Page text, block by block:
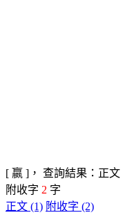
[ 嬴 ]， 查詢結果：正文
附收字 2 字
正文 (1) 附收字 (2)